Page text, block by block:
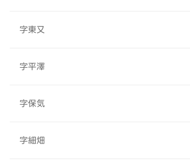
字東又
字平澤
字保気
字細畑